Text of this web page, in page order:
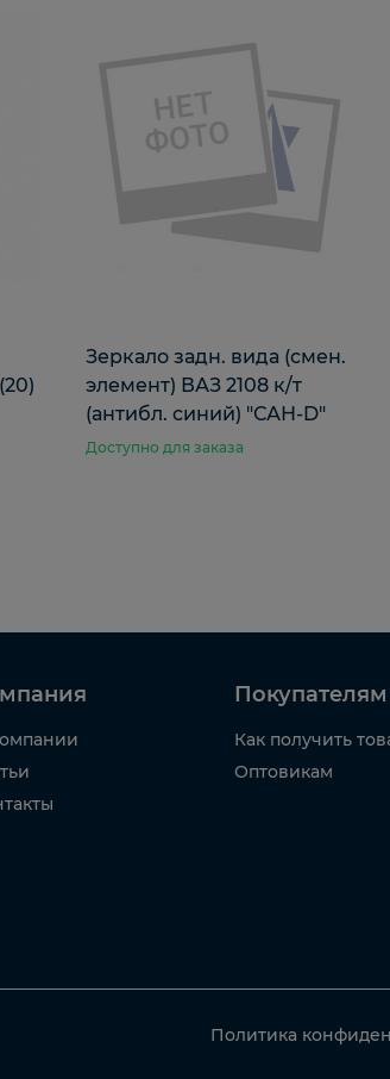
Зеркало задн. вида (смен.
элемент) ВАЗ 2108 к/т
(антибл. синий) "САН-D"
Доступно для заказа
Покупателям
Как получить
Оптовикам
Политика